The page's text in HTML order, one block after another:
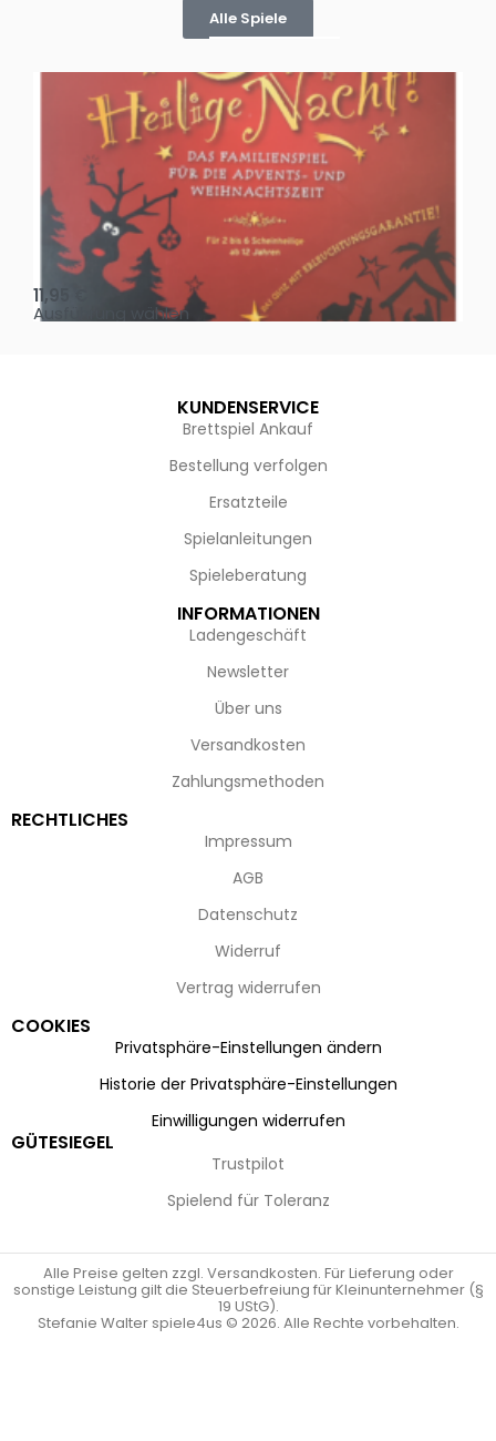
Alle Spiele
Oh, heilige Nacht!
11,95
Ausführung wählen
KUNDENSERVICE
Brettspiel Ankauf
Bestellung verfolgen
Ersatzteile
Spielanleitungen
Spieleberatung
INFORMATIONEN
Ladengeschäft
Newsletter
Über uns
Versandkosten
Zahlungsmethoden
RECHTLICHES
Impressum
AGB
Datenschutz
Widerruf
Vertrag widerrufen
COOKIES
Privatsphäre-Einstellungen ändern
Historie der Privatsphäre-Einstellungen
Einwilligungen widerrufen
GÜTESIEGEL
Trustpilot
Spielend für Toleranz
Alle Preise gelten zzgl. Versandkosten. Für Lieferung oder
sonstige Leistung gilt die Steuerbefreiung für Kleinunternehmer (§
19 UStG).
Stefanie Walter spiele4us © 2026. Alle Rechte vorbehalten.